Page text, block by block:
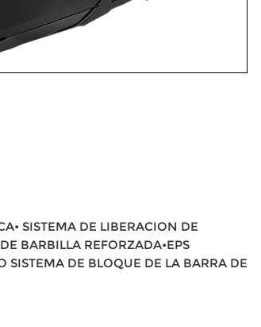
SISTEMA DE LIBERACION DE
BARBILLA REFORZADA•EPS
SISTEMA DE BLOQUE DE LA BARRA DE